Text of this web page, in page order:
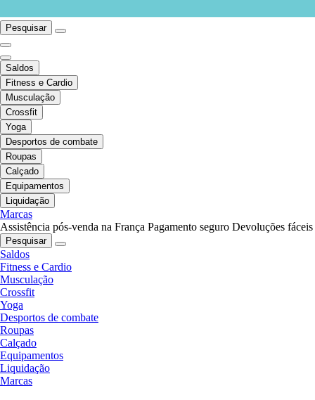
Pesquisar
Saldos
Fitness e Cardio
Musculação
Crossfit
Yoga
Desportos de combate
Roupas
Calçado
Equipamentos
Liquidação
Marcas
Assistência pós-venda na França Pagamento seguro Devoluções fáceis
Pesquisar
Saldos
Fitness e Cardio
Musculação
Crossfit
Yoga
Desportos de combate
Roupas
Calçado
Equipamentos
Liquidação
Marcas